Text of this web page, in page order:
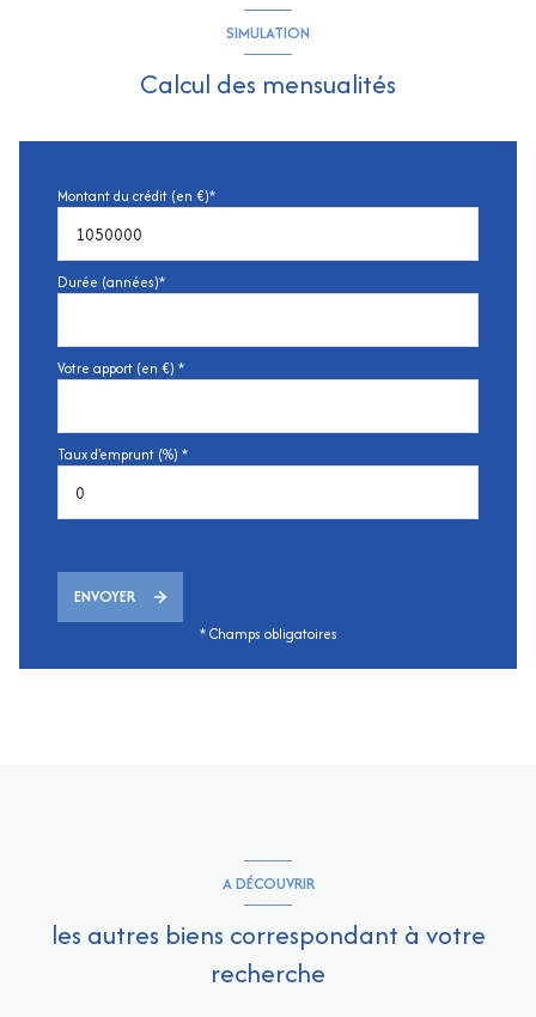
SIMULATION
Calcul des mensualités
Montant du crédit (en €)*
Durée (années)*
Votre apport (en €) *
Taux d'emprunt (%) *
ENVOYER
* Champs obligatoires
A DÉCOUVRIR
les autres biens correspondant à votre
recherche